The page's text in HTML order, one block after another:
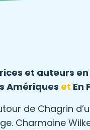
et auteurs
Amériques et En
de Chagrin
Charmaine